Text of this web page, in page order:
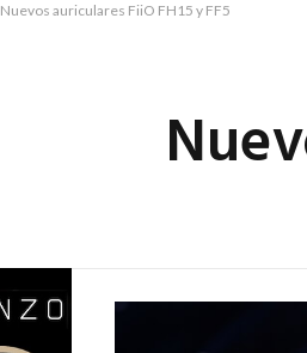
Nuevos auriculares FiiO FH15 y FF5